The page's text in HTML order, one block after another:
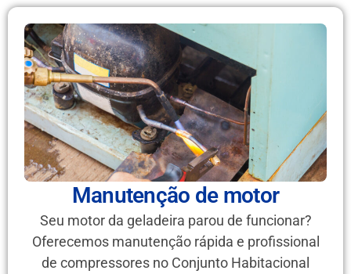
Manutenção de motor
Seu motor da geladeira parou de funcionar?
Oferecemos manutenção rápida e profissional
de compressores no Conjunto Habitacional